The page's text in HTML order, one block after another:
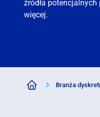
Kariera
źródła
więcej.
Branża